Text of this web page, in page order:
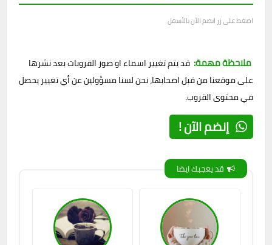
اضغط على زر انضم الآن بالأسفل
ملاحظة مهمة: قد يتم تغيير اسماء او صور القروبات بعد نشرها
على موقعنا من قبل اصحابها، نحن لسنا مسؤولين عن أي تغيير يحصل
في محتوى القروب.
إنضم الآن !
قد يعجبك ايضا